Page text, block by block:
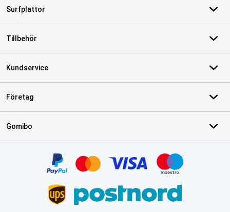
Surfplattor
Tillbehör
Kundservice
Företag
Gomibo